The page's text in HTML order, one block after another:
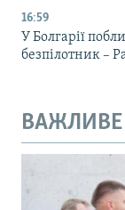
16:59
У Болгарії
безпілотник –
ВАЖЛИВЕ